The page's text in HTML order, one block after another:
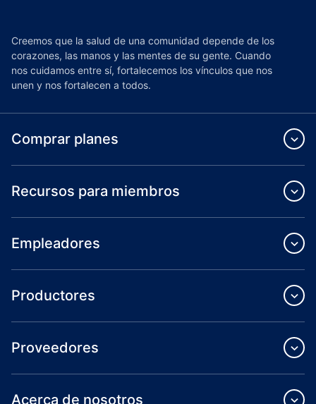
Creemos que la salud de una comunidad depende de los
corazones, las manos y las mentes de su gente. Cuando
nos cuidamos entre sí, fortalecemos los vínculos que nos
unen y nos fortalecen a todos.
Comprar planes
Recursos para miembros
Empleadores
Productores
Proveedores
Acerca de nosotros